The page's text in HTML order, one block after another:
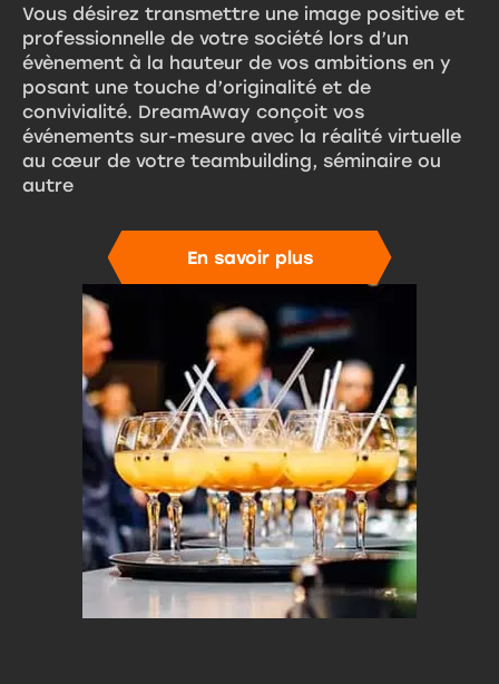
Vous désirez transmettre une image positive et
professionnelle de votre société lors d’un
évènement à la hauteur de vos ambitions en y
posant une touche d’originalité et de
convivialité. DreamAway conçoit vos
événements sur-mesure avec la réalité virtuelle
au cœur de votre teambuilding, séminaire ou
autre
En savoir plus